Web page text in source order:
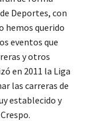
Deportes, con
hemos querido
eventos que
y otros
en 2011 la Liga
las carreras de
establecido y